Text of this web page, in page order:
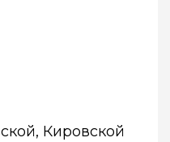
Кировской